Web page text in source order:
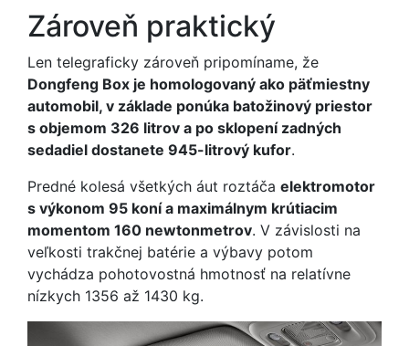
Zároveň praktický
Len telegraficky zároveň pripomíname, že
Dongfeng Box je homologovaný ako päťmiestny
automobil, v základe ponúka batožinový priestor
s objemom 326 litrov a po sklopení zadných
sedadiel dostanete 945-litrový kufor.
Predné kolesá všetkých áut roztáča elektromotor
s výkonom 95 koní a maximálnym krútiacim
momentom 160 newtonmetrov. V závislosti na
veľkosti trakčnej batérie a výbavy potom
vychádza pohotovostná hmotnosť na relatívne
nízkych 1356 až 1430 kg.